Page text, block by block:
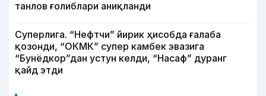
танлов ғолиблари аниқланди
Суперлига. “Нефтчи” йирик ҳисобда ғалаба
қозонди, “ОКМК” супер камбек эвазига
“Бунёдкор”дан устун келди, “Насаф” дуранг
қайд этди